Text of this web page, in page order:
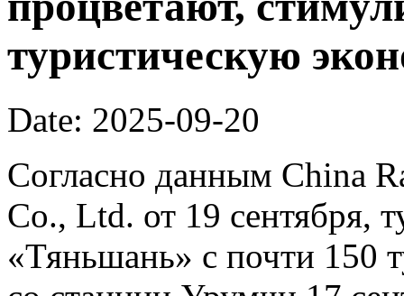
туристическую
Date: 2025-09-20
Согласно данным China
Co., Ltd. от 19 сентября,
«Тяньшань» с почти 150